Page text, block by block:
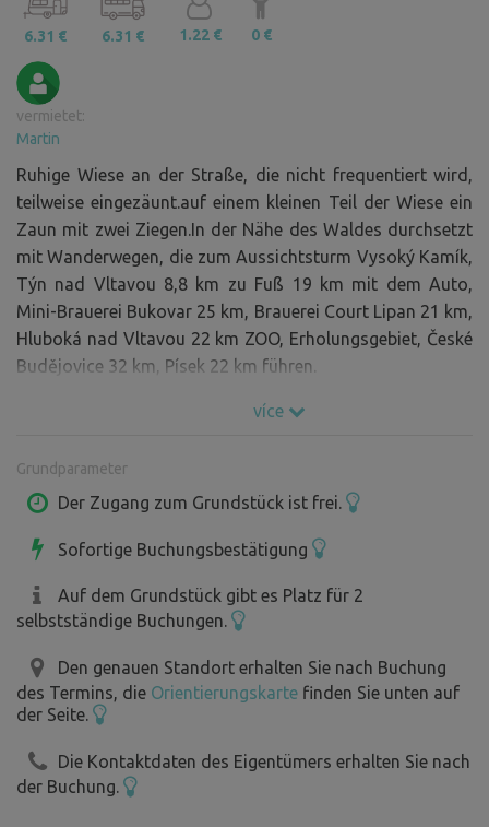
6.31 € 6.31 € 1.22 € 0 €
vermietet:
Martin
Ruhige Wiese an der Straße, die nicht frequentiert wird,
teilweise eingezäunt.auf einem kleinen Teil der Wiese ein
Zaun mit zwei Ziegen.In der Nähe des Waldes durchsetzt
mit Wanderwegen, die zum Aussichtsturm Vysoký Kamík,
Týn nad Vltavou 8,8 km zu Fuß 19 km mit dem Auto,
Mini-Brauerei Bukovar 25 km, Brauerei Court Lipan 21 km,
Hluboká nad Vltavou 22 km ZOO, Erholungsgebiet, České
Budějovice 32 km, Písek 22 km führen.
více
Grundparameter
Der Zugang zum Grundstück ist frei.
Sofortige Buchungsbestätigung
Auf dem Grundstück gibt es Platz für 2
selbstständige Buchungen.
Den genauen Standort erhalten Sie nach Buchung
des Termins, die Orientierungskarte finden Sie unten auf
der Seite.
Die Kontaktdaten des Eigentümers erhalten Sie nach
der Buchung.